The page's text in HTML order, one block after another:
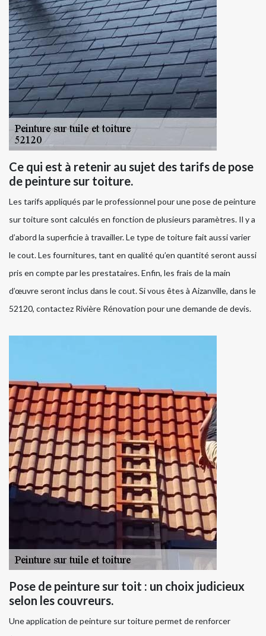
Ce qui est à retenir au sujet des tarifs de pose
de peinture sur toiture.
Les tarifs appliqués par le professionnel pour une pose de peinture
sur toiture sont calculés en fonction de plusieurs paramètres. Il y a
d’abord la superficie à travailler. Le type de toiture fait aussi varier
le cout. Les fournitures, tant en qualité qu’en quantité seront aussi
pris en compte par les prestataires. Enfin, les frais de la main
d’œuvre seront inclus dans le cout. Si vous êtes à Aizanville, dans le
52120, contactez Rivière Rénovation pour une demande de devis.
Pose de peinture sur toit : un choix judicieux
selon les couvreurs.
Une application de peinture sur toiture permet de renforcer